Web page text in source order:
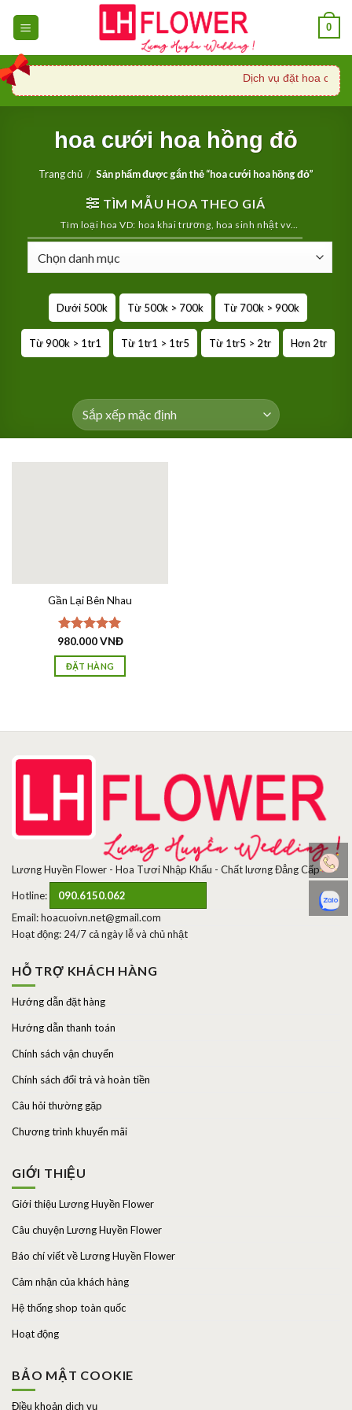
0
Dịch vụ đặt hoa
hoa cưới hoa hồng đỏ
Trang chủ / Sản phẩm được gắn thẻ “hoa cưới hoa hồng đỏ”
TÌM MẪU HOA THEO GIÁ
Tìm loại hoa VD: hoa khai trương, hoa sinh nhật vv…
Dưới 500k Từ 500k > 700k Từ 700k > 900k
Từ 900k > 1tr1 Từ 1tr1 > 1tr5 Từ 1tr5 > 2tr Hơn 2tr
Gần Lại Bên Nhau
Được xếp
hạng5.00
5 sao
980.000VNĐ
ĐẶT HÀNG
Lương Huyền Flower - Hoa Tươi Nhập Khẩu - Chất lương Đẳng Cấp
Hotline:
090.6150.062
Email: hoacuoivn.net@gmail.com
Hoạt động: 24/7 cả ngày lễ và chủ nhật
HỖ TRỢ KHÁCH HÀNG
Hướng dẫn đặt hàng
Hướng dẫn thanh toán
Chính sách vận chuyển
Chính sách đổi trả và hoàn tiền
Câu hỏi thường gặp
Chương trình khuyến mãi
GIỚI THIỆU
Giới thiệu Lương Huyền Flower
Câu chuyện Lương Huyền Flower
Báo chí viết về Lương Huyền Flower
Cảm nhận của khách hàng
Hệ thống shop toàn quốc
Hoạt động
BẢO MẬT COOKIE
Điều khoản dịch vụ